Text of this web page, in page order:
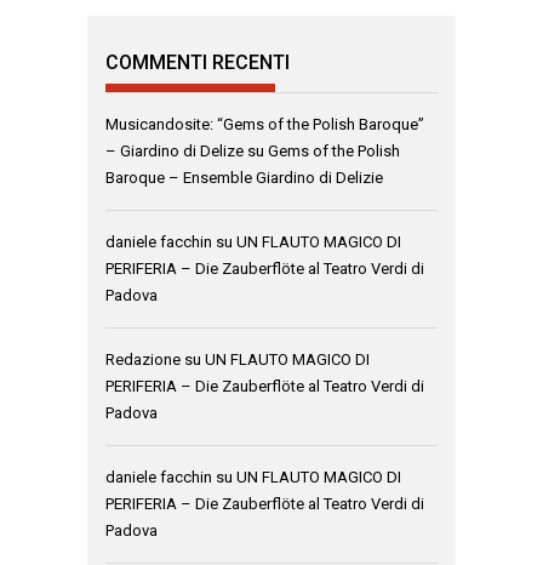
COMMENTI RECENTI
Musicandosite: “Gems of the Polish Baroque”
– Giardino di Delize su Gems of the Polish
Baroque – Ensemble Giardino di Delizie
daniele facchin su UN FLAUTO MAGICO DI
PERIFERIA – Die Zauberflöte al Teatro Verdi di
Padova
Redazione su UN FLAUTO MAGICO DI
PERIFERIA – Die Zauberflöte al Teatro Verdi di
Padova
daniele facchin su UN FLAUTO MAGICO DI
PERIFERIA – Die Zauberflöte al Teatro Verdi di
Padova